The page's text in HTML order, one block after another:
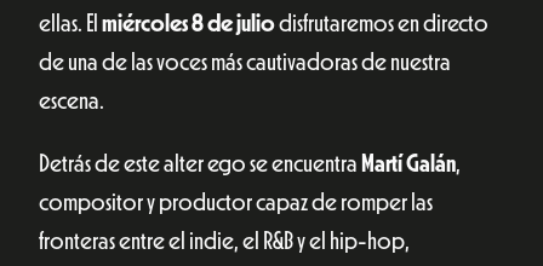
ellas. El miércoles 8 de juliodisfrutaremos en directo
de una de las voces más cautivadoras de nuestra
escena.
Detrás de este alter ego se encuentra Martí Galán,
compositor y productor capaz de romper las
fronteras entre el indie, el R&B y el hip-hop,